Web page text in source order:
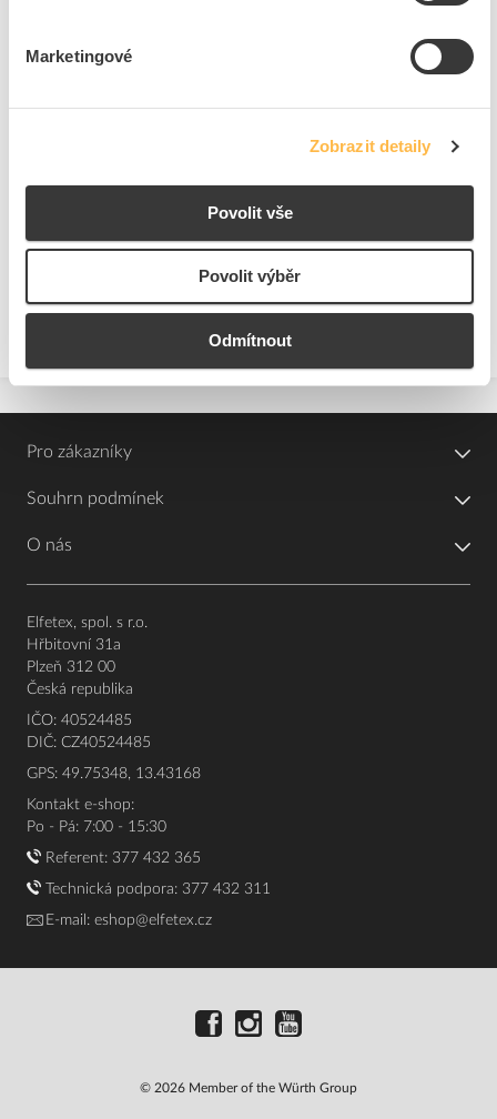
Marketingové
Zobrazit detaily
Povolit vše
Povolit výběr
Odmítnout
Služby a technické poradenství
Dodávky řešení pro datové sítě
Dodávky fotovoltaických systémů
Dodávky nabíjecích stanic a jejich příslušenství
Dodávky elektromotorů a jejich příslušenství
Pro zákazníky
Souhrn podmínek
O nás
Elfetex, spol. s r.o.
Hřbitovní 31a
Plzeň 312 00
Česká republika
IČO: 40524485
DIČ: CZ40524485
GPS: 49.75348, 13.43168
Kontakt e-shop:
Po - Pá: 7:00 - 15:30
Referent: 377 432 365
Technická podpora: 377 432 311
E-mail: eshop@elfetex.cz
© 2026 Member of the Würth Group